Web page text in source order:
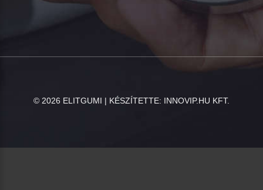
© 2026 ELITGUMI | KÉSZÍTETTE: INNOVIP.HU KFT.